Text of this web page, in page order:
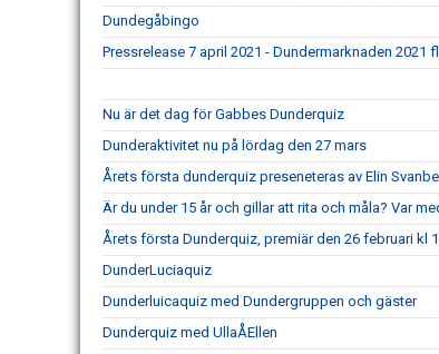
Dundegåbingo
Pressrelease 7 april 2021 - Dundermarknaden 2021
Nu är det dag för Gabbes Dunderquiz
Dunderaktivitet nu på lördag den 27 mars
Årets första dunderquiz preseneteras av Elin
Är du under 15 år och gillar att rita och måla? Var
Årets första Dunderquiz, premiär den 26 februari kl
DunderLuciaquiz
Dunderluicaquiz med Dundergruppen och gäster
Dunderquiz med UllaÅEllen